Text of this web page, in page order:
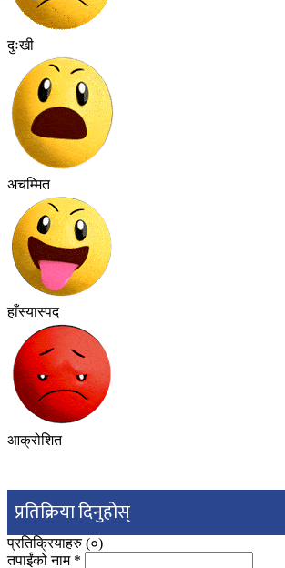
दुःखी
अचम्मित
हाँस्यास्पद
आक्रोशित
प्रतिक्रिया दिनुहोस्
प्रतिक्रियाहरु (०)
तपाईंको नाम *